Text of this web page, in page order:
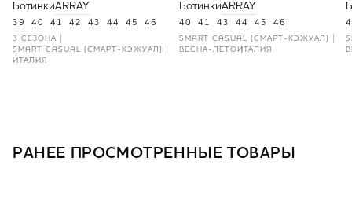
БотинкиARRAY
39 40 41 42 43 44 45 46
3 СЕЗОНА
SMART CASUAL (СМАРТ-КЭЖУАЛ)
ИТАЛИЯ
БотинкиARRAY
40 41 43 44 45 46
SMART CASUAL (СМАРТ-КЭЖУАЛ)
ВЕСНА-ЛЕТО ИТАЛИЯ
РАНЕЕ ПРОСМОТРЕННЫЕ ТОВАРЫ